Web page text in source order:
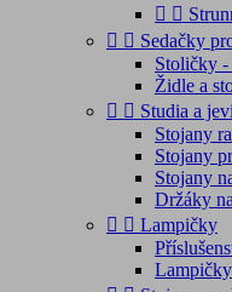
 
  Sedačky
Stoličky -
Židle a
  Studia a
Stojany
Stojany
Stojany
Držáky
  Lampičky
Lampičky